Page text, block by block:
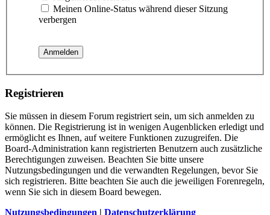
Meinen Online-Status während dieser Sitzung
verbergen
Registrieren
Sie müssen in diesem Forum registriert sein, um sich anmelden zu
können. Die Registrierung ist in wenigen Augenblicken erledigt und
ermöglicht es Ihnen, auf weitere Funktionen zuzugreifen. Die
Board-Administration kann registrierten Benutzern auch zusätzliche
Berechtigungen zuweisen. Beachten Sie bitte unsere
Nutzungsbedingungen und die verwandten Regelungen, bevor Sie
sich registrieren. Bitte beachten Sie auch die jeweiligen Forenregeln,
wenn Sie sich in diesem Board bewegen.
Nutzungsbedingungen | Datenschutzerklärung